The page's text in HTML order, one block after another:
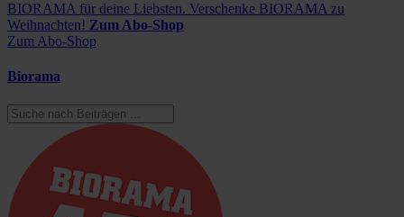
BIORAMA für deine Liebsten. Verschenke BIORAMA zu
Weihnachten! Zum Abo-Shop
Zum Abo-Shop
Biorama